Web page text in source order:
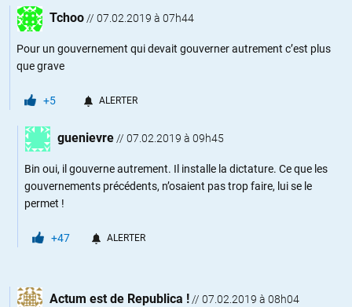
Tchoo // 07.02.2019 à 07h44
Pour un gouvernement qui devait gouverner autrement c’est plus
que grave
+5 ALERTER
guenievre // 07.02.2019 à 09h45
Bin oui, il gouverne autrement. Il installe la dictature. Ce que les
gouvernements précédents, n’osaient pas trop faire, lui se le
permet !
+47 ALERTER
Actum est de Republica ! // 07.02.2019 à 08h04